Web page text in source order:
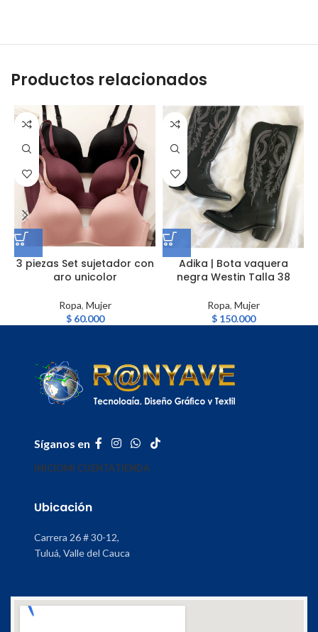
Productos relacionados
3 piezas Set sujetador con
aro unicolor
Ropa, Mujer
$60.000
Adika | Bota vaquera
negra Westin Talla 38
Ropa, Mujer
$150.000
Síganos en
INICIOMI CUENTATIENDA
Ubicación
Carrera 26 # 30-12,
Tuluá, Valle del Cauca